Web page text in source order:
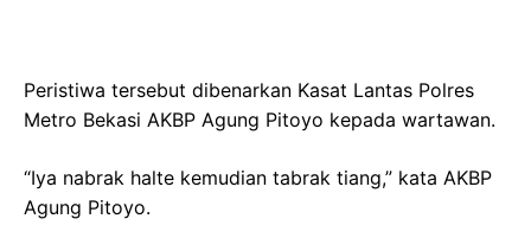
Peristiwa tersebut dibenarkan Kasat Lantas Polres
Metro Bekasi AKBP Agung Pitoyo kepada wartawan.
“Iya nabrak halte kemudian tabrak tiang,” kata AKBP
Agung Pitoyo.